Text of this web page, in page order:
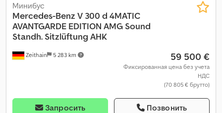
Zeithain 5 283 km
Минибус
Mercedes-Benz V 300 d 4MATIC
AVANTGARDE EDITION AMG Sound
Standh. Sitzlüftung AHK
59 500 €
Фиксированная цена без учета
НДС
(70 805 € брутто)
Запросить Позвонить